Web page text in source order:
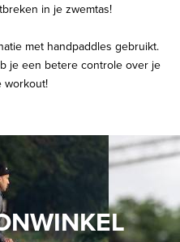
in je zwemtas!
met handpaddles gebruikt.
je een betere controle over je
workout!